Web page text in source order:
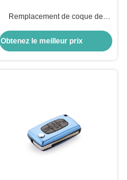
Remplacement de coque de
de télécommande de voiture
Transponder boîtier de clé Aucun
Obtenez le meilleur prix